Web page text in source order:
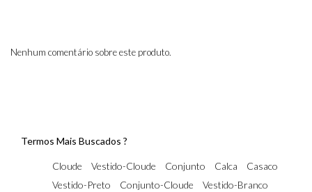
Nenhum comentário sobre este produto.
Termos Mais Buscados ?
Cloude Vestido-Cloude Conjunto Calca
Casaco
Vestido-Preto
Conjunto-Cloude
Vestido-Branco